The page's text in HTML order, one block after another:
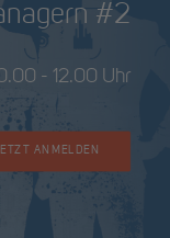
#2
- 12.00 Uhr
ANMELDEN